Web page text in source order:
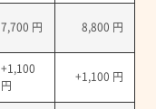
7,700 円 8,800 円
+1,100
円
+1,100 円